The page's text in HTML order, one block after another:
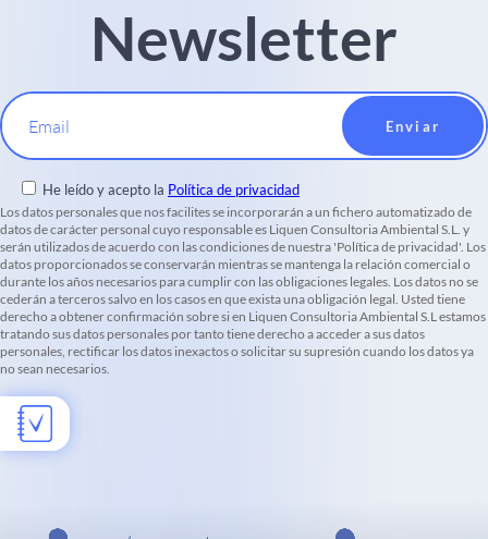
Newsletter
Email
He leído y acepto la Política de privacidad
Los datos personales que nos facilites se incorporarán a un fichero automatizado de
datos de carácter personal cuyo responsable es Liquen Consultoria Ambiental S.L. y
serán utilizados de acuerdo con las condiciones de nuestra 'Política de privacidad'. Los
datos proporcionados se conservarán mientras se mantenga la relación comercial o
durante los años necesarios para cumplir con las obligaciones legales. Los datos no se
cederán a terceros salvo en los casos en que exista una obligación legal. Usted tiene
derecho a obtener confirmación sobre si en Liquen Consultoria Ambiental S.L estamos
tratando sus datos personales por tanto tiene derecho a acceder a sus datos
personales, rectificar los datos inexactos o solicitar su supresión cuando los datos ya
no sean necesarios.